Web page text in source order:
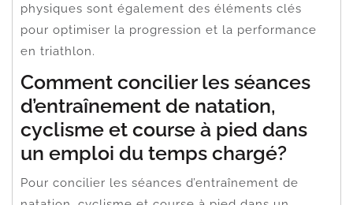
physiques sont également des éléments clés
pour optimiser la progression et la performance
en triathlon.
Comment concilier les séances
d’entraînement de natation,
cyclisme et course à pied dans
un emploi du temps chargé?
Pour concilier les séances d’entraînement de